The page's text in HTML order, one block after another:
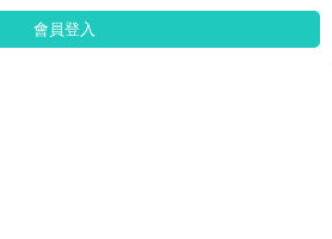
會員登入